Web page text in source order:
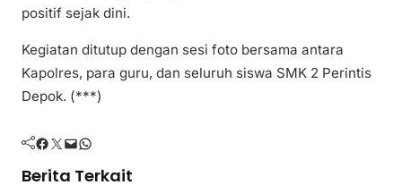
positif sejak dini.
Kegiatan ditutup dengan sesi foto bersama antara
Kapolres, para guru, dan seluruh siswa SMK 2 Perintis
Depok. (***)
Facebook Twitter Mail WhatsApp
Berita Terkait